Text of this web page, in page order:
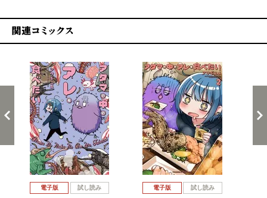
電子版 試し読み 電子版 試し読み